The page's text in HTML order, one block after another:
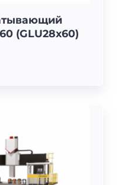
(GLU28x60)